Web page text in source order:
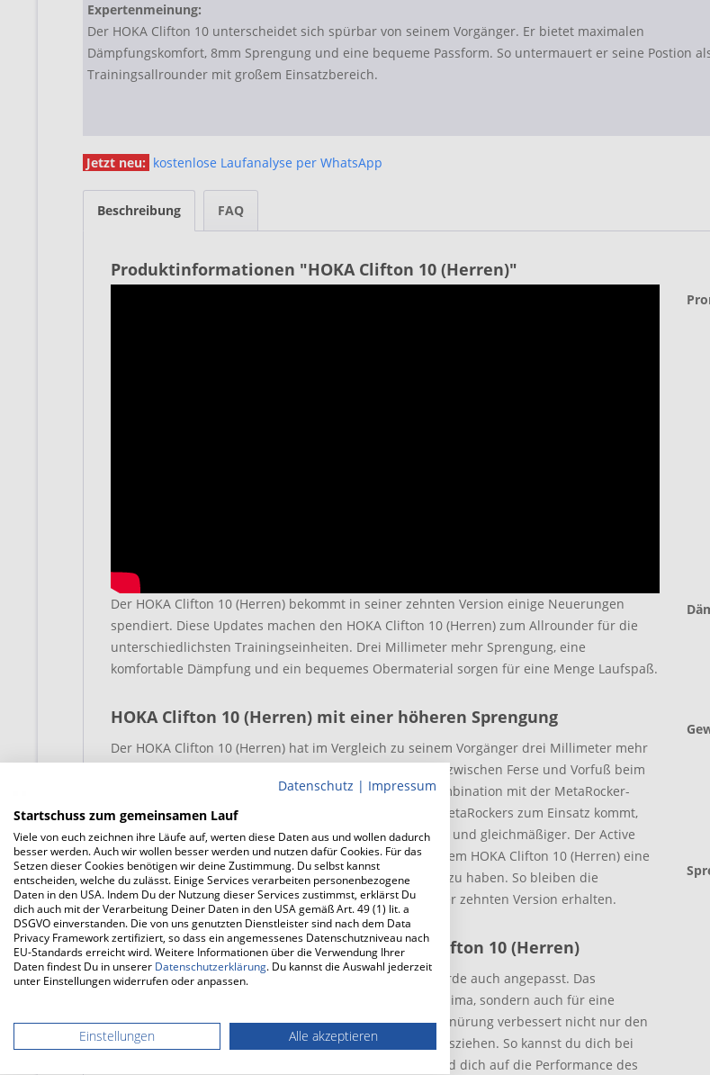
Expertenmeinung:
Der HOKA Clifton 10 unterscheidet sich spürbar von seinem Vorgänger. Er bietet maximalen
Dämpfungskomfort, 8mm Sprengung und eine bequeme Passform. So untermauert er seine Postion
Trainingsallrounder mit großem Einsatzbereich.
Jetzt neu: kostenlose Laufanalyse per WhatsApp
Beschreibung FAQ
Produktinformationen "HOKA Clifton 10 (Herren)"
Der HOKA Clifton 10 (Herren) bekommt in seiner zehnten Version einige Neuerungen
spendiert. Diese Updates machen den HOKA Clifton 10 (Herren) zum Allrounder für die
unterschiedlichsten Trainingseinheiten. Drei Millimeter mehr Sprengung, eine
komfortable Dämpfung und ein bequemes Obermaterial sorgen für eine Menge Laufspaß.
HOKA Clifton 10 (Herren) mit einer höheren Sprengung
Der HOKA Clifton 10 (Herren) hat im Vergleich zu seinem Vorgänger drei Millimeter mehr
Sprengung. Dies bedeutet, dass der Höhenunterschied zwischen Ferse und Vorfuß beim
HOKA Clifton 10 (Herren) acht Millimeter beträgt. In Kombination mit der MetaRocker-
Konstruktion, die beim Clifton 10 in Form des Smooth MetaRockers zum Einsatz kommt,
wird die Abrollbewegung im Schuh noch geschmeidiger und gleichmäßiger. Der Active
Foot Frame mit dem Fokus im Rückfußbereich verleiht dem HOKA Clifton 10 (Herren) eine
solide Grundstabilität, ohne zusätzliche Elemente nötig zu haben. So bleiben die
grundlegenden Eigenschaften des Schuhs auch in seiner zehnten Version erhalten.
Feintuning im Obermaterial des HOKA Clifton 10 (Herren)
Der Oberschuhaufbau des HOKA Clifton 10 (Herren) wurde auch angepasst. Das
atmungsaktive Upper sorgt nicht nur für ein gutes Fußklima, sondern auch für eine
bequeme und sichere Passform. Eine überarbeitete Schnürung verbessert nicht nur den
Halt im Schuh, sondern erleichtert auch das An- und Ausziehen. So kannst du dich bei
jedem Training voll und ganz auf dich konzentrieren und dich auf die Performance des
Datenschutz | Impressum
Startschuss zum gemeinsamen Lauf
Viele von euch zeichnen ihre Läufe auf, werten diese Daten aus und wollen dadurch
besser werden. Auch wir wollen besser werden und nutzen dafür Cookies. Für das
Setzen dieser Cookies benötigen wir deine Zustimmung. Du selbst kannst
entscheiden, welche du zulässt. Einige Services verarbeiten personenbezogene
Daten in den USA. Indem Du der Nutzung dieser Services zustimmst, erklärst Du
dich auch mit der Verarbeitung Deiner Daten in den USA gemäß Art. 49 (1) lit. a
DSGVO einverstanden. Die von uns genutzten Dienstleister sind nach dem Data
Privacy Framework zertifiziert, so dass ein angemessenes Datenschutzniveau nach
EU-Standards erreicht wird. Weitere Informationen über die Verwendung Ihrer
Daten findest Du in unserer Datenschutzerklärung. Du kannst die Auswahl jederzeit
unter Einstellungen widerrufen oder anpassen.
Einstellungen Alle akzeptieren